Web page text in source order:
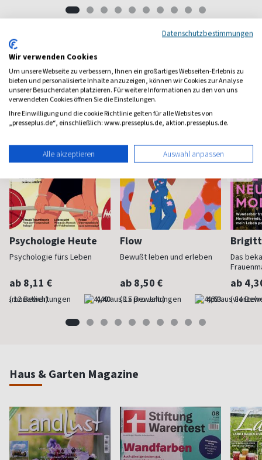
Frauenzeitschriften
Psychologie Heute
Psychologie fürs Leben
ab 8,11 €
(monatlich) 4,40
Flow
Bewußt leben und erleben
ab 8,50 €
(8 x pro Jahr) 4,63
Das
ab
Haus & Garten Magazine
Datenschutzbestimmungen
Wir verwenden Cookies
Um unsere Webseite zu verbessern, Ihnen ein großartiges Webseiten-Erlebnis zu
bieten und personalisierte Inhalte anzuzeigen, können wir Cookies zur Analyse
unserer Besucherdaten platzieren. Für weitere Informationen zu den von uns
verwendeten Cookies öffnen Sie die Einstellungen.
Ihre Einwilligung und die cookie Richtlinie gelten für alle Websites von
„presseplus.de“, einschließlich: www.presseplus.de, aktion.presseplus.de.
Alle akzeptieren Auswahl anpassen